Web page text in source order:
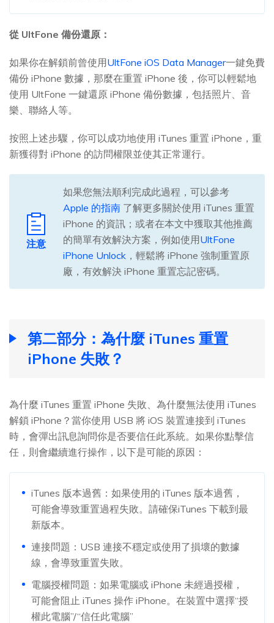
從 UltFone 備份還原：
如果你在解鎖前曾使用UltFone iOS Data Manager一鍵免費
備份 iPhone 數據，那麼在重置 iPhone 後，你可以輕鬆地
使用 UltFone 一鍵還原 iPhone 備份數據，包括照片、音
樂、聯絡人等。
按照上述步驟，你可以成功地使用 iTunes 重置 iPhone，重
新獲得對 iPhone 的訪問權限並使其正常運行。
注意
如果您無法順利完成此過程，可以參考
Apple 的指南 了解更多關於使用 iTunes 重置
iPhone 的資訊；或者在本文中獲取其他推薦
的簡單有效解決方案，例如使用UltFone
iPhone Unlock ，輕鬆將 iPhone 強制重置原
廠，有效解決 iPhone 重置忘記密碼。
第二部分：為什麼 iTunes 重置
iPhone 失敗？
為什麼 iTunes 重置 iPhone 失敗、為什麼無法使用 iTunes
解鎖 iPhone？當你使用 USB 將 iOS 裝置連接到 iTunes
時，會彈出訊息詢問你是否要信任此系統。如果你點擊信
任，則會繼續進行操作，以下是可能的原因：
iTunes 版本過舊：如果使用的 iTunes 版本過舊，
可能會導致重置過程失敗。請確保iTunes 下載到最
新版本。
連接問題：USB 連接不穩定或使用了損壞的數據
線，會導致重置失敗。
電腦授權問題：如果電腦或 iPhone 未經過授權，
可能會阻止 iTunes 操作 iPhone。在裝置中選擇“授
權此電腦”/“信任此電腦”